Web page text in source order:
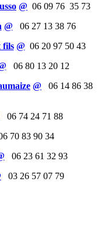
@ 06 09 76 35 73
@ 06 27 13 38 76
fils @ 06 20 97 50 43
06 80 13 20 12
@ 06 14 86 38
06 74 24 71 88
70 83 90 34
06 23 61 32 93
03 26 57 07 79